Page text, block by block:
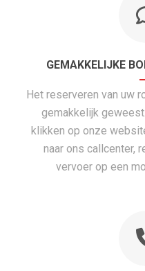
GEMAKKELIJKE
Het reserveren van uw
gemakkelijk
klikken op onze
naar ons callcenter,
vervoer op een